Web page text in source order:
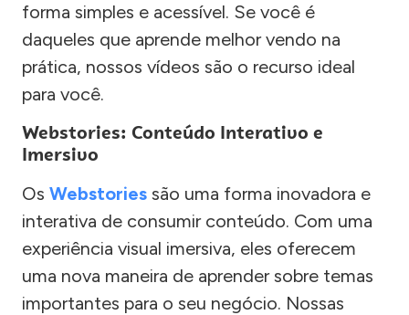
forma simples e acessível. Se você é
daqueles que aprende melhor vendo na
prática, nossos vídeos são o recurso ideal
para você.
Webstories: Conteúdo Interativo e
Imersivo
Os Webstories são uma forma inovadora e
interativa de consumir conteúdo. Com uma
experiência visual imersiva, eles oferecem
uma nova maneira de aprender sobre temas
importantes para o seu negócio. Nossas